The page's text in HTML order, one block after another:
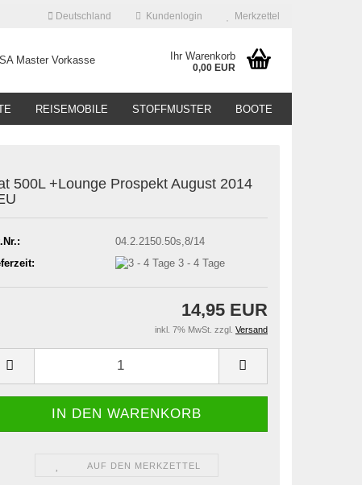
Deutschland Kundenlogin Merkzettel
Ihr Warenkorb
0,00 EUR
REISEMOBILE STOFFMUSTER BOOTE
500L +Lounge Prospekt August 2014
04.2.2150.50s,8/14
3 - 4 Tage
14,95 EUR
inkl. 7% MwSt. zzgl. Versand
AUF DEN MERKZETTEL